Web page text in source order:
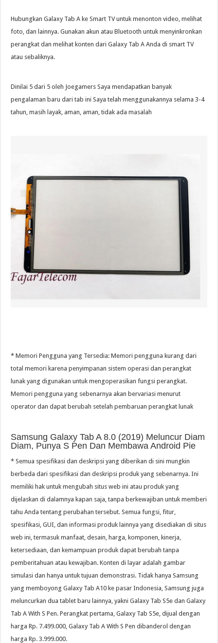
Hubungkan Galaxy Tab A ke Smart TV untuk menonton video, melihat
foto, dan lainnya. Gunakan akun atau Bluetooth untuk menyinkronkan
perangkat dan melihat konten dari Galaxy Tab A Anda di smart TV
atau sebaliknya.
Dinilai 5 dari 5 oleh Joegamers Saya mendapatkan banyak
pengalaman baru dari tab ini Saya telah menggunakannya selama 3-4
tahun, masih layak, aman, aman, tidak ada masalah
* Memori Pengguna yang Tersedia: Memori pengguna kurang dari
total memori karena penyimpanan sistem operasi dan perangkat
lunak yang digunakan untuk mengoperasikan fungsi perangkat.
Memori pengguna yang sebenarnya akan bervariasi menurut
operator dan dapat berubah setelah pembaruan perangkat lunak
Samsung Galaxy Tab A 8.0 (2019) Meluncur Diam
Diam, Punya S Pen Dan Membawa Android Pie
* Semua spesifikasi dan deskripsi yang diberikan di sini mungkin
berbeda dari spesifikasi dan deskripsi produk yang sebenarnya. Ini
memiliki hak untuk mengubah situs web ini atau produk yang
dijelaskan di dalamnya kapan saja, tanpa berkewajiban untuk memberi
tahu Anda tentang perubahan tersebut. Semua fungsi, fitur,
spesifikasi, GUI, dan informasi produk lainnya yang disediakan di situs
web ini, termasuk manfaat, desain, harga, komponen, kinerja,
ketersediaan, dan kemampuan produk dapat berubah tanpa
pemberitahuan atau kewajiban. Konten di layar adalah gambar
simulasi dan hanya untuk tujuan demonstrasi. Tidak hanya Samsung
yang memboyong Galaxy Tab A10 ke pasar Indonesia, Samsung juga
meluncurkan dua tablet baru lainnya, yakni Galaxy Tab S5e dan Galaxy
Tab A With S Pen. Perangkat pertama, Galaxy Tab S5e, dijual dengan
harga Rp. 7.499.000, Galaxy Tab A With S Pen dibanderol dengan
harga Rp. 3.999.000.